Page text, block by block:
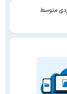
متوسط